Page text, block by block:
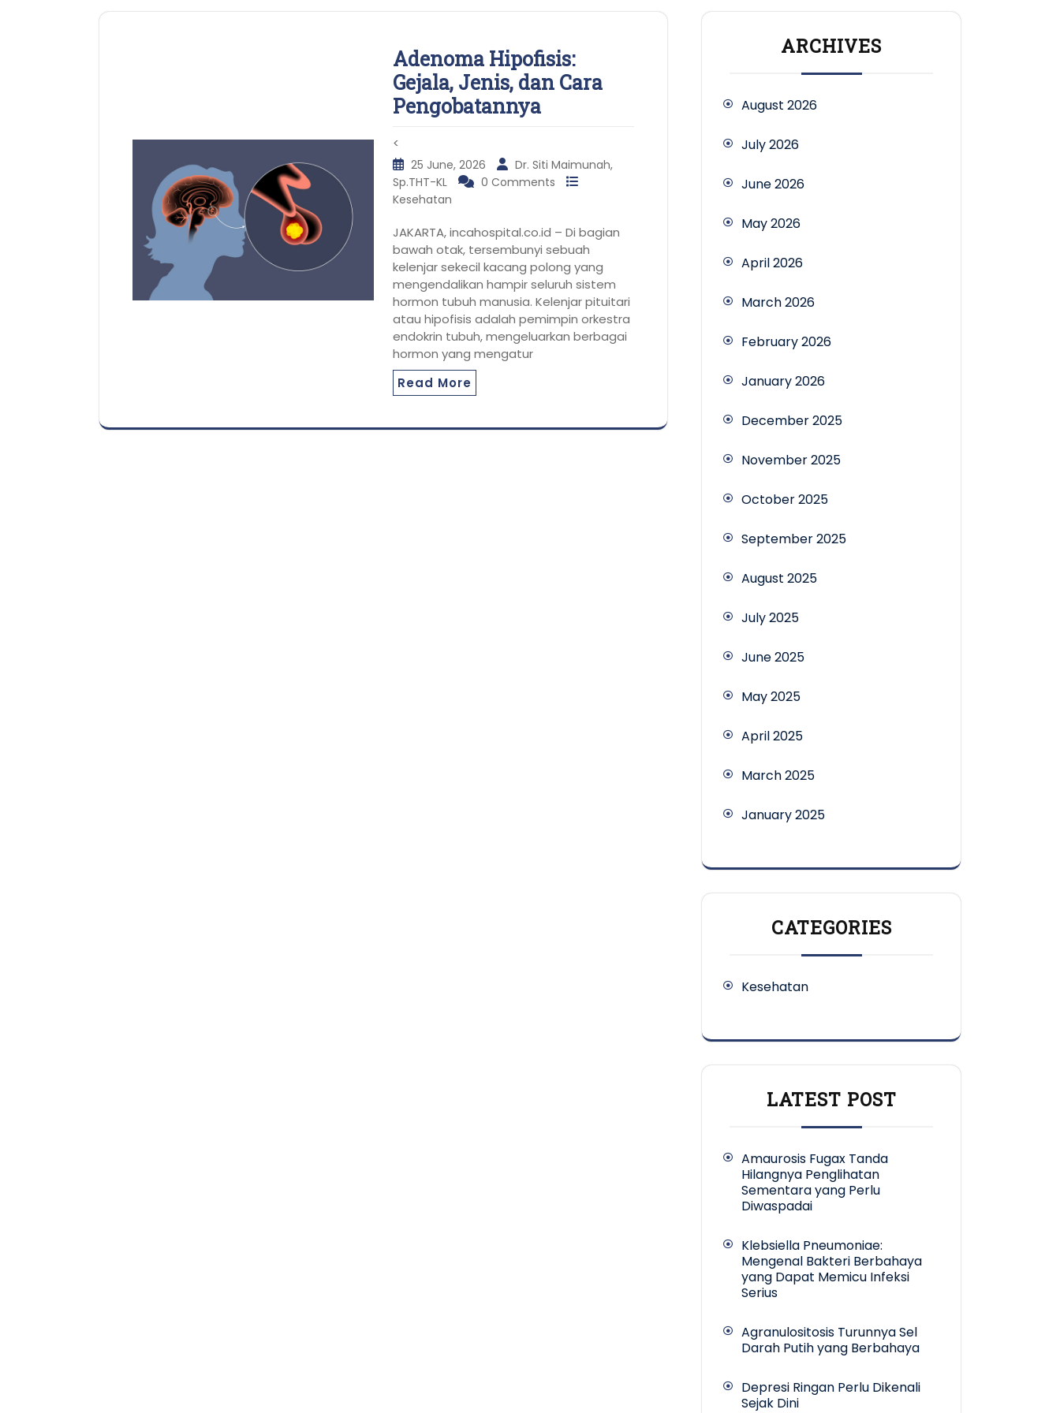
Adenoma Hipofisis:
Gejala, Jenis, dan Cara
Pengobatannya
<
25 June, 2026
Dr. Siti Maimunah,
Sp.THT-KL
0 Comments
Kesehatan
JAKARTA, incahospital.co.id – Di bagian
bawah otak, tersembunyi sebuah
kelenjar sekecil kacang polong yang
mengendalikan hampir seluruh sistem
hormon tubuh manusia. Kelenjar pituitari
atau hipofisis adalah pemimpin orkestra
endokrin tubuh, mengeluarkan berbagai
hormon yang mengatur
Read More
ARCHIVES
August 2026
July 2026
June 2026
May 2026
April 2026
March 2026
February 2026
January 2026
December 2025
November 2025
October 2025
September 2025
August 2025
July 2025
June 2025
May 2025
April 2025
March 2025
January 2025
CATEGORIES
Kesehatan
LATEST POST
Amaurosis Fugax Tanda
Hilangnya Penglihatan
Sementara yang Perlu
Diwaspadai
Klebsiella Pneumoniae:
Mengenal Bakteri Berbahaya
yang Dapat Memicu Infeksi
Serius
Agranulositosis Turunnya Sel
Darah Putih yang Berbahaya
Depresi Ringan Perlu Dikenali
Sejak Dini